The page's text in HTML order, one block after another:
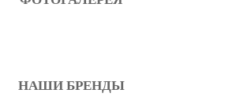
НАШИ БРЕНДЫ